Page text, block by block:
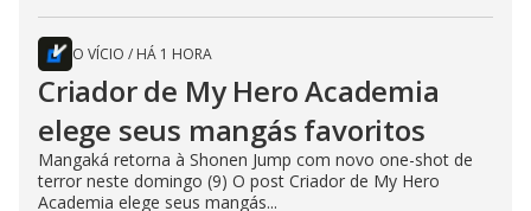
O VÍCIO / HÁ 1 HORA
Criador de My Hero Academia
elege seus mangás favoritos
Mangaká retorna à Shonen Jump com novo one-shot de
terror neste domingo (9) O post Criador de My Hero
Academia elege seus mangás...